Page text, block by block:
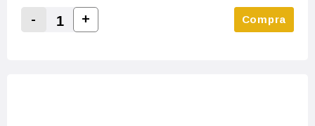
Decrease Quantity:
-
Increase Quantity:
+ Compra